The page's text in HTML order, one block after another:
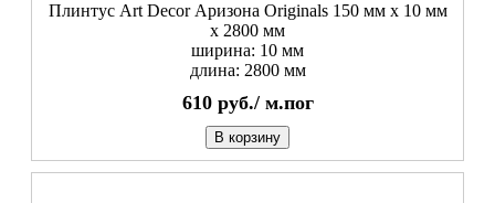
Плинтус Art Decor Аризона Originals 150 мм х 10 мм
х 2800 мм
ширина: 10 мм
длина: 2800 мм
610 руб./ м.пог
В корзину